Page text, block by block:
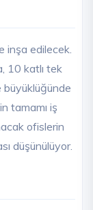
inşa edilecek.
10 katlı tek
tamamı iş
ofislerin
düşünülüyor.